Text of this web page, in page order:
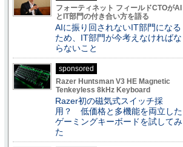
フォーティネット フィールドCTOがAI
とIT部門の付き合い方を語る
AIに振り回されないIT部門になる
ため、IT部門が今考えなければな
らないこと
sponsored
Razer Huntsman V3 HE Magnetic
Tenkeyless 8kHz Keyboard
Razer初の磁気式スイッチ採
用？ 低価格と多機能を両立した
ゲーミングキーボードを試してみ
た